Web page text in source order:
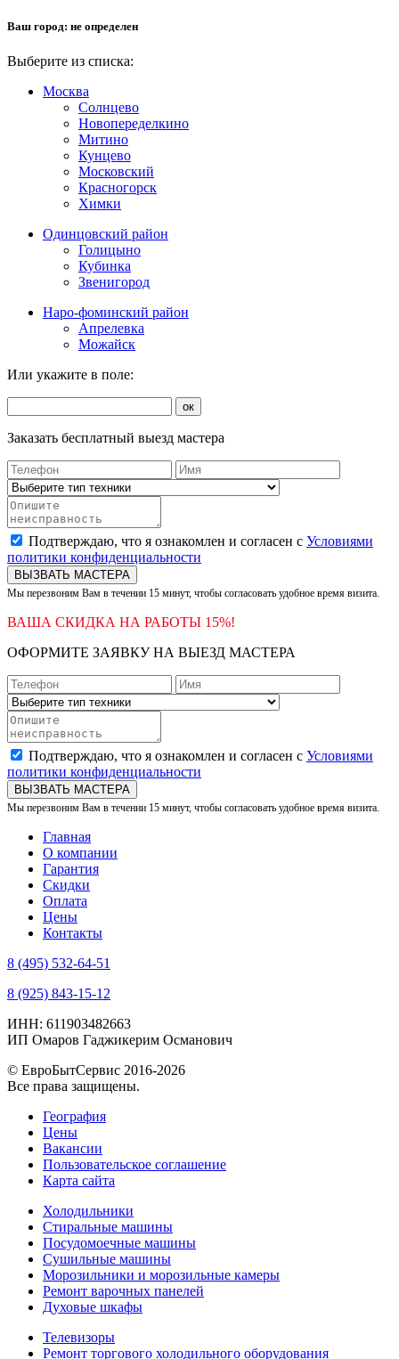
Ваш город: не определен
Выберите из списка:
Москва
Солнцево
Новопеределкино
Митино
Кунцево
Московский
Красногорск
Химки
Одинцовский район
Голицыно
Кубинка
Звенигород
Наро-фоминский район
Апрелевка
Можайск
Или укажите в поле:
ок
Заказать бесплатный выезд мастера
Подтверждаю, что я ознакомлен и согласен с Условиями
политики конфиденциальности
ВЫЗВАТЬ МАСТЕРА
Мы перезвоним Вам в течении 15 минут, чтобы согласовать удобное время визита.
ВАША СКИДКА НА РАБОТЫ 15%!
ОФОРМИТЕ ЗАЯВКУ НА ВЫЕЗД МАСТЕРА
Подтверждаю, что я ознакомлен и согласен с Условиями
политики конфиденциальности
ВЫЗВАТЬ МАСТЕРА
Мы перезвоним Вам в течении 15 минут, чтобы согласовать удобное время визита.
Главная
О компании
Гарантия
Скидки
Оплата
Цены
Контакты
8 (495) 532-64-51
8 (925) 843-15-12
ИНН: 611903482663
ИП Омаров Гаджикерим Османович
© ЕвроБытСервис 2016-2026
Все права защищены.
География
Цены
Вакансии
Пользовательское соглашение
Карта сайта
Холодильники
Стиральные машины
Посудомоечные машины
Сушильные машины
Морозильники и морозильные камеры
Ремонт варочных панелей
Духовые шкафы
Телевизоры
Ремонт торгового холодильного оборудования